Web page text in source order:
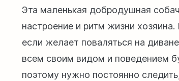
Эта маленькая добродушная
настроение и ритм жизни
если желает поваляться на
всем своим видом и поведением
поэтому нужно постоянно